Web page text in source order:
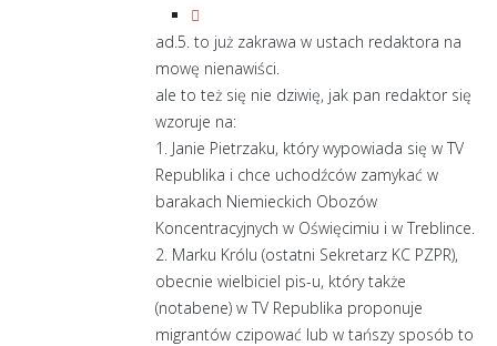
ad.5. to już zakrawa w ustach redaktora na
mowę nienawiści.
ale to też się nie dziwię, jak pan redaktor się
wzoruje na:
1. Janie Pietrzaku, który wypowiada się w TV
Republika i chce uchodźców zamykać w
barakach Niemieckich Obozów
Koncentracyjnych w Oświęcimiu i w Treblince.
2. Marku Królu (ostatni Sekretarz KC PZPR),
obecnie wielbiciel pis-u, który także
(notabene) w TV Republika proponuje
migrantów czipować lub w tańszy sposób to